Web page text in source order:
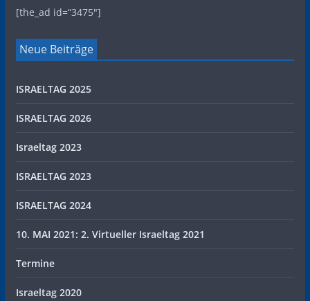
[the_ad id=“3475″]
Neue Beiträge
ISRAELTAG 2025
ISRAELTAG 2026
Israeltag 2023
ISRAELTAG 2023
ISRAELTAG 2024
10. MAI 2021: 2. Virtueller Israeltag 2021
Termine
Israeltag 2020